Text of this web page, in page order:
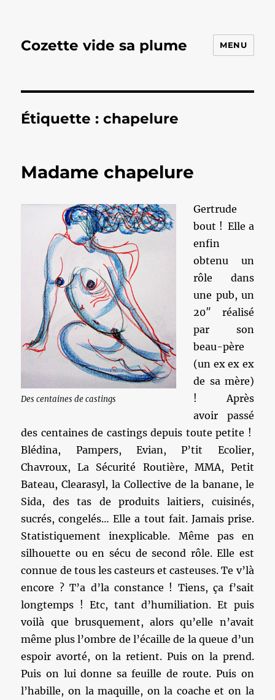
Cozette vide sa plume MENU
Étiquette :chapelure
Madame chapelure
Des centaines de castings
Gertrude
bout ! Elle a
enfin
obtenu un
rôle dans
une pub, un
20″ réalisé
par son
beau-père
(un ex ex ex
de sa mère)
! Après
avoir passé
des centaines de castings depuis toute petite !
Blédina, Pampers, Evian, P’tit Ecolier,
Chavroux, La Sécurité Routière, MMA, Petit
Bateau, Clearasyl, la Collective de la banane, le
Sida, des tas de produits laitiers, cuisinés,
sucrés, congelés… Elle a tout fait. Jamais prise.
Statistiquement inexplicable. Même pas en
silhouette ou en sécu de second rôle. Elle est
connue de tous les casteurs et casteuses. Te v’là
encore ? T’a d’la constance ! Tiens, ça f’sait
longtemps ! Etc, tant d’humiliation. Et puis
voilà que brusquement, alors qu’elle n’avait
même plus l’ombre de l’écaille de la queue d’un
espoir avorté, on la retient. Puis on la prend.
Puis on lui donne sa feuille de route. Puis on
l’habille, on la maquille, on la coache et on la